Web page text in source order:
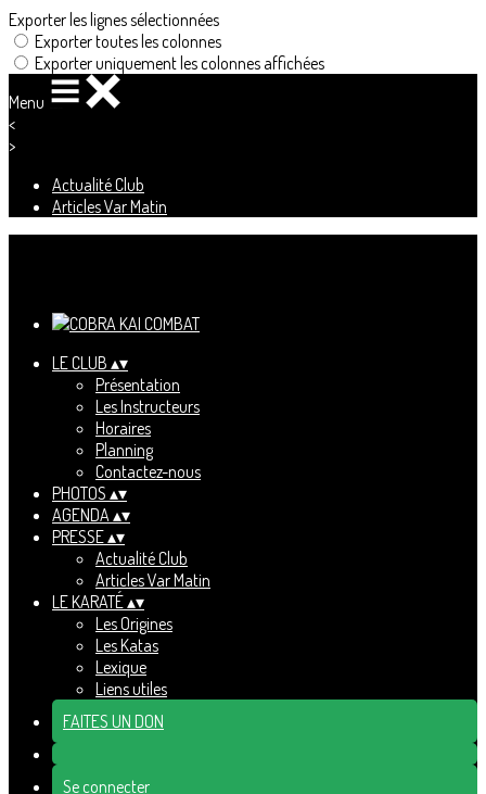
Exporter les lignes sélectionnées
Exporter toutes les colonnes
Exporter uniquement les colonnes affichées
Menu
<
>
Actualité Club
Articles Var Matin
LE CLUB ▴▾
Présentation
Les Instructeurs
Horaires
Planning
Contactez-nous
PHOTOS ▴▾
AGENDA▴▾
PRESSE▴▾
Actualité Club
Articles Var Matin
LE KARATÉ▴▾
Les Origines
Les Katas
Lexique
Liens utiles
FAITES UN DON
Se connecter